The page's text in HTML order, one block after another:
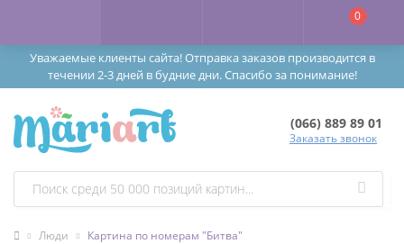
Уважаемые клиенты сайта! Отправка заказов производится в
течении 2-3 дней в будние дни. Спасибо за понимание!
0
(066) 889 89 01
Заказать звонок
Люди Картина по номерам "Битва"